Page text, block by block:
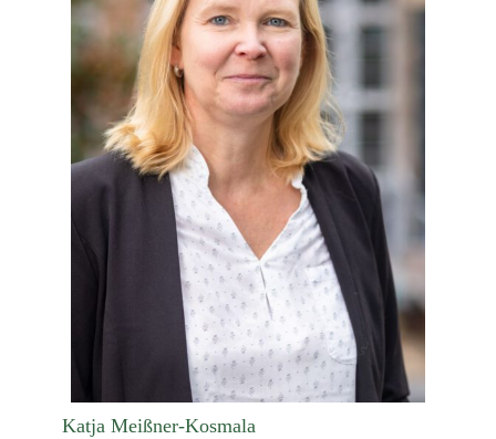
Katja Meißner-Kosmala